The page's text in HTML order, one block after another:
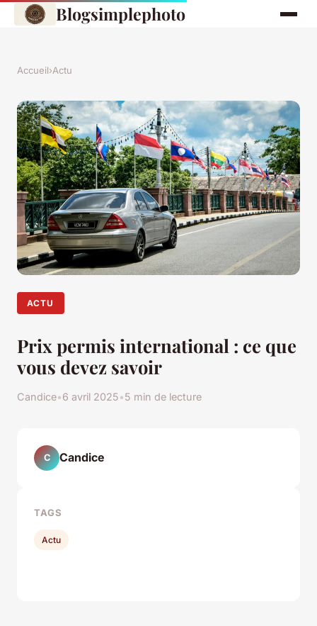
Blogsimplephoto
Accueil›Actu
ACTU
Prix permis international : ce que
vous devez savoir
Candice•6 avril 2025•5 min de lecture
C Candice
TAGS
Actu